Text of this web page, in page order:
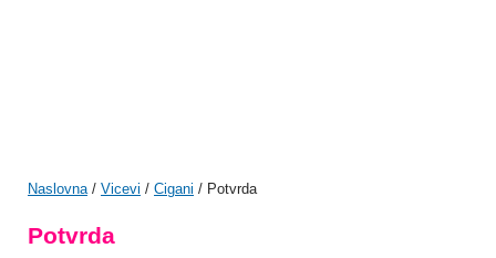
Naslovna/ Vicevi / Cigani / Potvrda
Potvrda